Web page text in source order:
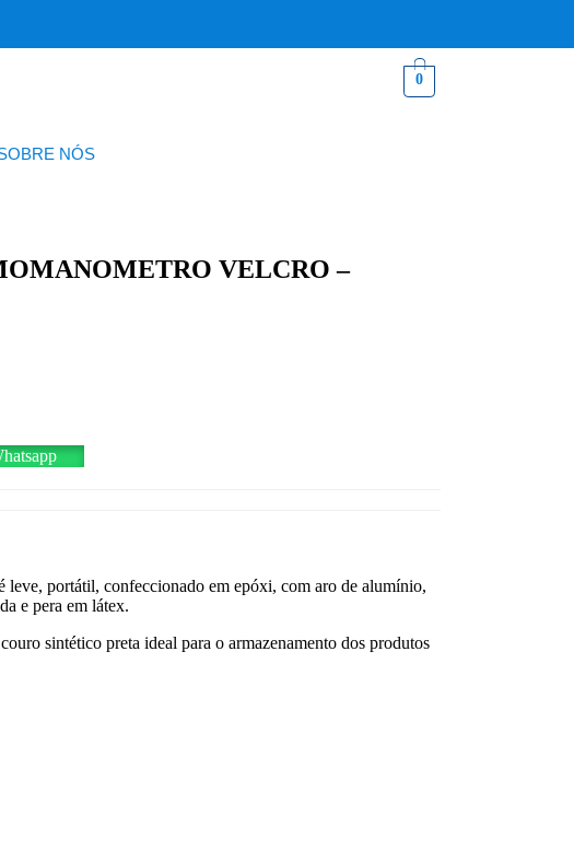
0
NÓS
VELCRO –
leve, portátil, confeccionado em epóxi, com aro de alumínio,
e pera em látex.
sintético preta ideal para o armazenamento dos produtos